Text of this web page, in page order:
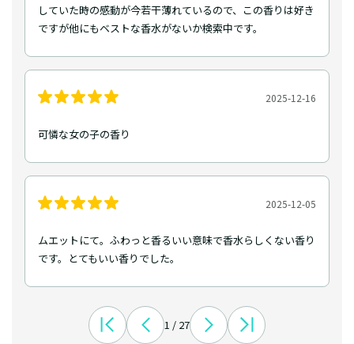
していた時の感動が今若干薄れているので、この香りは好き
ですが他にもベストな香水がないか検索中です。
2025-12-16
可憐な女の子の香り
2025-12-05
ムエットにて。ふわっと香るいい意味で香水らしくない香り
です。とてもいい香りでした。
1 / 27